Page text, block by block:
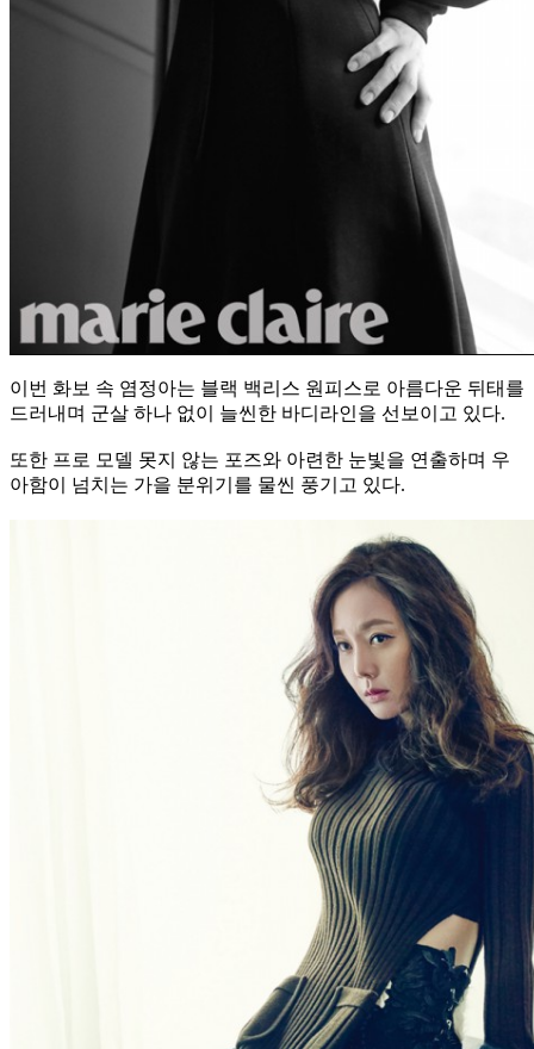
이번 화보 속 염정아는 블랙 백리스 원피스로 아름다운 뒤태를
드러내며 군살 하나 없이 늘씬한 바디라인을 선보이고 있다.
또한 프로 모델 못지 않는 포즈와 아련한 눈빛을 연출하며 우
아함이 넘치는 가을 분위기를 물씬 풍기고 있다.